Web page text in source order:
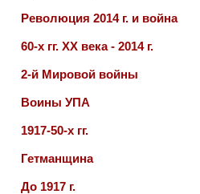
Революция 2014 г. и война
60-х гг. ХХ века - 2014 г.
2-й Мировой войны
Воины УПА
1917-50-х гг.
Гетманщина
До 1917 г.